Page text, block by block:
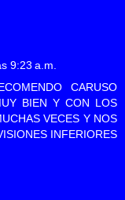
9:23 a.m.
CARUSO
BIEN Y CON LOS
VECES Y NOS
INFERIORES